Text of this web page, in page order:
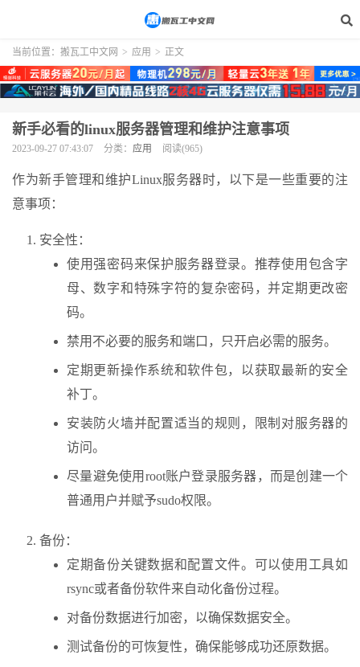
当前位置： 搬瓦工中文网 > 应用 > 正文
新手必看的linux服务器管理和维护注意事项
2023-09-27 07:43:07 分类： 应用 阅读(965)
作为新手管理和维护Linux服务器时，以下是一些重要的注
意事项：
安全性：
使用强密码来保护服务器登录。推荐使用包含字
母、数字和特殊字符的复杂密码，并定期更改密
码。
禁用不必要的服务和端口，只开启必需的服务。
定期更新操作系统和软件包，以获取最新的安全
补丁。
安装防火墙并配置适当的规则，限制对服务器的
访问。
尽量避免使用root账户登录服务器，而是创建一个
普通用户并赋予sudo权限。
备份：
定期备份关键数据和配置文件。可以使用工具如
rsync或者备份软件来自动化备份过程。
对备份数据进行加密，以确保数据安全。
测试备份的可恢复性，确保能够成功还原数据。